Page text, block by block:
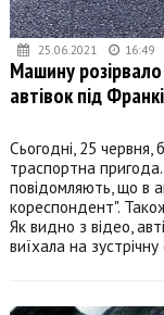
25.06.2021 16:49
Машину
автівок під
Сьогодні, 25
траспортна
повідомляють, що в
кореспондент".
Як видно з відео,
виїхала на зустрічну